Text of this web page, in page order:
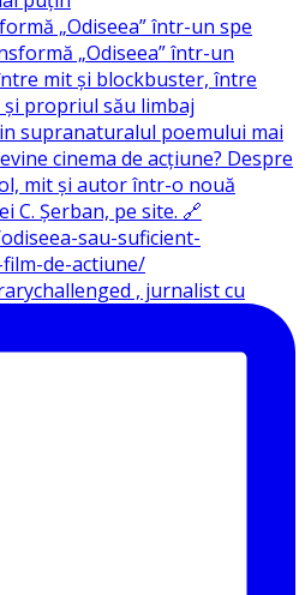
„Odiseea” într-un spe
, jurnalist cu